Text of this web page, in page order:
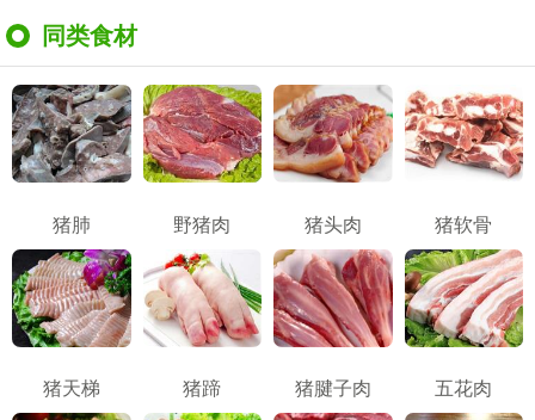
同类食材
猪肺 野猪肉 猪头肉 猪软骨
猪天梯 猪蹄 猪腱子肉 五花肉